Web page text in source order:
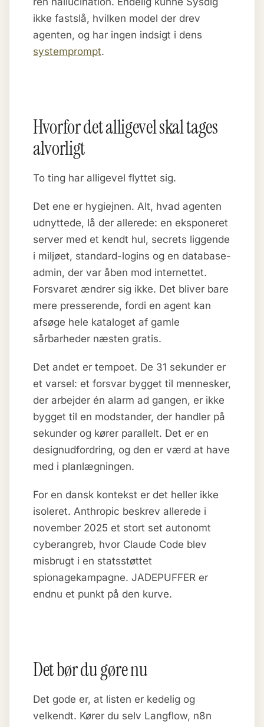
ikke fastslå, hvilken model der drev
agenten, og har ingen indsigt i dens
systemprompt.
Hvorfor det alligevel skal tages
alvorligt
To ting har alligevel flyttet sig.
Det ene er hygiejnen. Alt, hvad agenten
udnyttede, lå der allerede: en eksponeret
server med et kendt hul, secrets liggende
i miljøet, standard-logins og en database-
admin, der var åben mod internettet.
Forsvaret ændrer sig ikke. Det bliver bare
mere presserende, fordi en agent kan
afsøge hele kataloget af gamle
sårbarheder næsten gratis.
Det andet er tempoet. De 31 sekunder er
et varsel: et forsvar bygget til mennesker,
der arbejder én alarm ad gangen, er ikke
bygget til en modstander, der handler på
sekunder og kører parallelt. Det er en
designudfordring, og den er værd at have
med i planlægningen.
For en dansk kontekst er det heller ikke
isoleret. Anthropic beskrev allerede i
november 2025 et stort set autonomt
cyberangreb, hvor Claude Code blev
misbrugt i en statsstøttet
spionagekampagne. JADEPUFFER er
endnu et punkt på den kurve.
Det bør du gøre nu
Det gode er, at listen er kedelig og
velkendt. Kører du selv Langflow, n8n